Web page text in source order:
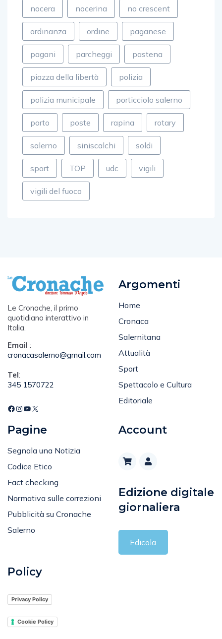
nocera nocerina no crescent
ordinanza ordine paganese
pagani parcheggi pastena
piazza della libertà polizia
polizia municipale porticciolo salerno
porto poste rapina rotary
salerno siniscalchi soldi
sport TOP udc vigili
vigili del fuoco
Le Cronache, il primo
quotidiano interattivo in
Italia.
Email :
cronacasalerno@gmail.com
Tel:
345 1570722
Argomenti
Home
Cronaca
Salernitana
Attualità
Sport
Spettacolo e Cultura
Editoriale
Pagine
Segnala una Notizia
Codice Etico
Fact checking
Normativa sulle correzioni
Pubblicità su Cronache
Salerno
Account
Edizione digitale
giornaliera
Edicola
Policy
Privacy Policy
Cookie Policy